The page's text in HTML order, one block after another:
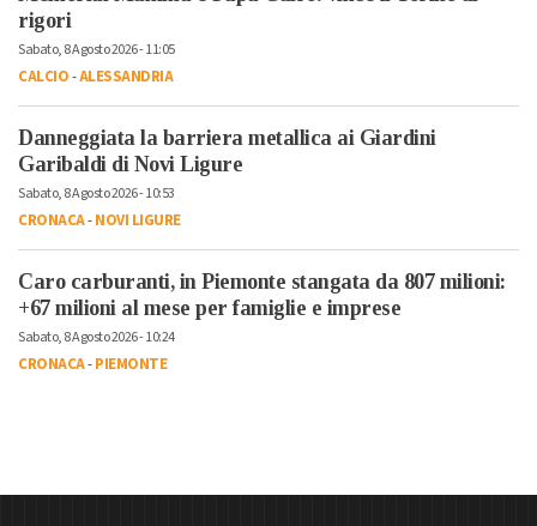
rigori
Sabato, 8 Agosto 2026 - 11:05
CALCIO-ALESSANDRIA
Danneggiata la barriera metallica ai Giardini
Garibaldi di Novi Ligure
Sabato, 8 Agosto 2026 - 10:53
CRONACA-NOVI LIGURE
Caro carburanti, in Piemonte stangata da 807 milioni:
+67 milioni al mese per famiglie e imprese
Sabato, 8 Agosto 2026 - 10:24
CRONACA-PIEMONTE